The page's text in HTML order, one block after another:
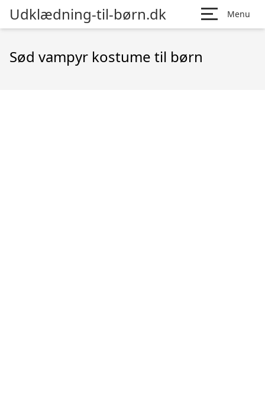
Udklædning-til-børn.dk Menu
Sød vampyr kostume til børn